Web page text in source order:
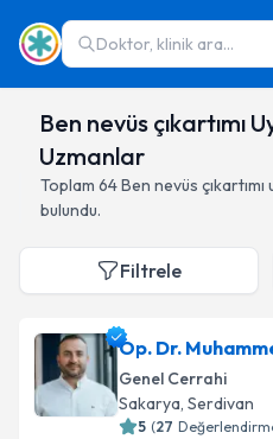
Doktor, klinik ara...
Ben nevüs çıkartımı
Uzmanlar
Toplam 64Ben nevüs çıkartımı
bulundu.
Filtrele
Op. Dr.
Genel Cerrahi
Sakarya, Serdivan
5 (27